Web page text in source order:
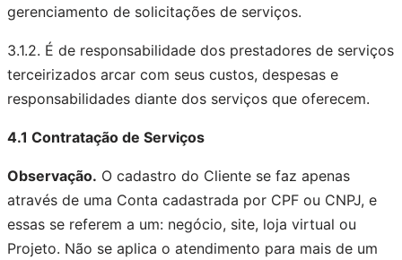
gerenciamento de solicitações de serviços.
3.1.2. É de responsabilidade dos prestadores de serviços
terceirizados arcar com seus custos, despesas e
responsabilidades diante dos serviços que oferecem.
4.1 Contratação de Serviços
Observação. O cadastro do Cliente se faz apenas
através de uma Conta cadastrada por CPF ou CNPJ, e
essas se referem a um: negócio, site, loja virtual ou
Projeto. Não se aplica o atendimento para mais de um